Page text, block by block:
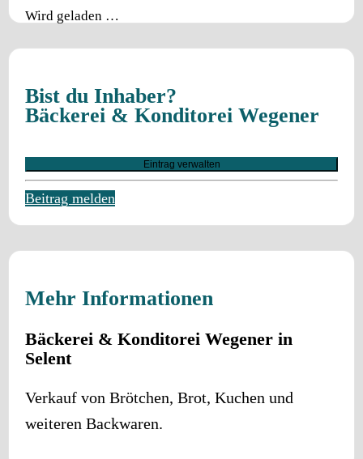
Wird geladen …
Bist du Inhaber?
Bäckerei & Konditorei Wegener
Eintrag verwalten
Beitrag melden
Mehr Informationen
Bäckerei & Konditorei Wegener in
Selent
Verkauf von Brötchen, Brot, Kuchen und
weiteren Backwaren.